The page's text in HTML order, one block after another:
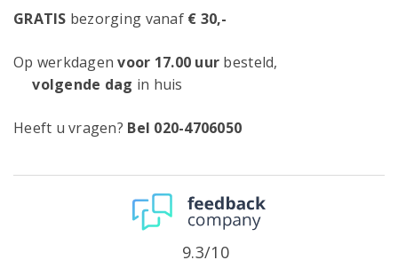
GRATIS bezorging vanaf € 30,-
Op werkdagenvoor 17.00 uur besteld,
volgende dag in huis
Heeft u vragen? Bel 020-4706050
9.3/10